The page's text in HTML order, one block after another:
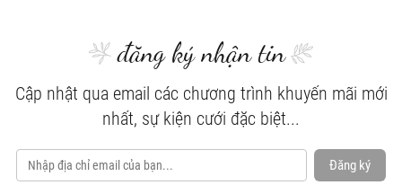
đăng ký nhận tin
Cập nhật qua email các chương trình khuyến mãi mới
nhất, sự kiện cưới đặc biệt...
Đăng ký